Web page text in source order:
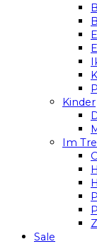
Kinder
Im
Sale